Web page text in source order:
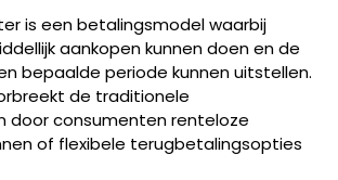
is een betalingsmodel waarbij
aankopen kunnen doen en de
bepaalde periode kunnen uitstellen.
de traditionele
door consumenten renteloze
of flexibele terugbetalingsopties